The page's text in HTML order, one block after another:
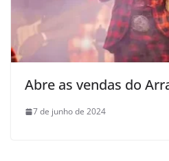
Abre as vendas do
7 de junho de 2024